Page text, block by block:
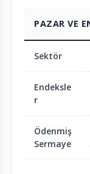
PAZAR VE
Sektör
Endeksle
r
Ödenmiş
Sermaye